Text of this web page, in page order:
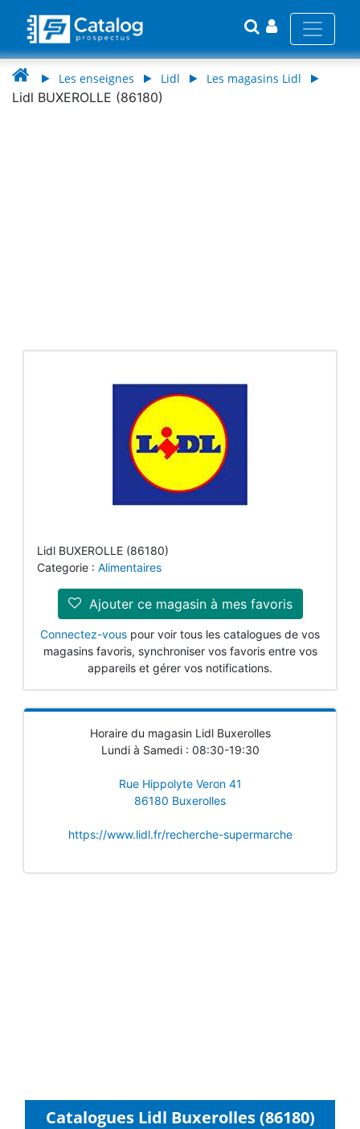
Les enseignes Lidl Les magasins Lidl
Lidl BUXEROLLE (86180)
Lidl BUXEROLLE (86180)
Categorie : Alimentaires
Ajouter ce magasin à mes favoris
Connectez-vous pour voir tous les catalogues de vos
magasins favoris, synchroniser vos favoris entre vos
appareils et gérer vos notifications.
Horaire du magasin Lidl Buxerolles
Lundi à Samedi : 08:30-19:30
Rue Hippolyte Veron 41
86180 Buxerolles
https://www.lidl.fr/recherche-supermarche
Catalogues Lidl Buxerolles (86180)